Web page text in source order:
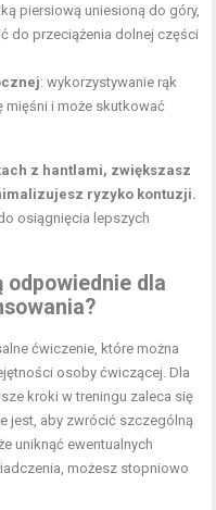
piersiową uniesioną do góry,
do przeciążenia dolnej części
: wykorzystywanie rąk
mięśni i może skutkować
z hantlami, zwiększasz
ryzyko kontuzji.
osiągnięcia lepszych
dla
ćwiczenie, które można
osoby ćwiczącej. Dla
kroki w treningu zaleca się
jest, aby zwrócić szczególną
uniknąć ewentualnych
możesz stopniowo